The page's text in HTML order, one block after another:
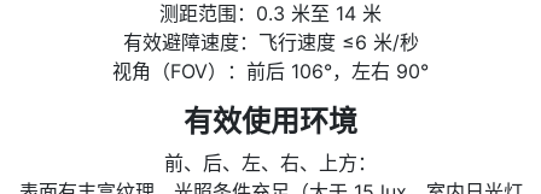
测距范围：0.3 米至 14 米
有效避障速度：飞行速度 ≤6 米/秒
视角（FOV）：前后 106°，左右 90°
有效使用环境
前、后、左、右、上方：